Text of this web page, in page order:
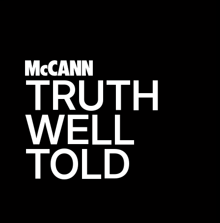
TRUTH
WELL
TOLD